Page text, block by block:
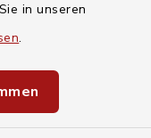
in unseren
.